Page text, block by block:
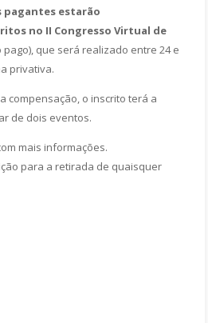
pagantes estarão
no II Congresso Virtual de
pago), que será realizado entre 24 e
privativa.
compensação, o inscrito terá a
de dois eventos.
mais informações.
para a retirada de quaisquer